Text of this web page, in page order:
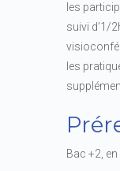
les
suivi d’1/
les
Bac +2,